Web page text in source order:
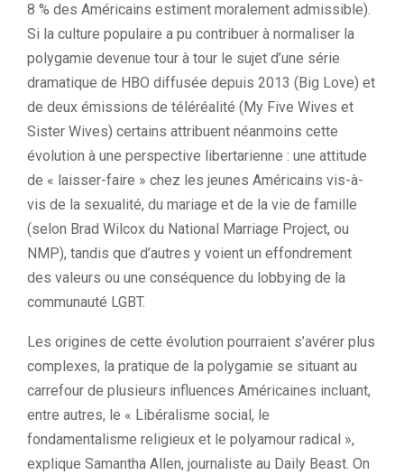
8 % des Américains estiment moralement admissible).
Si la culture populaire a pu contribuer à normaliser la
polygamie devenue tour à tour le sujet d’une série
dramatique de HBO diffusée depuis 2013 (Big Love) et
de deux émissions de téléréalité (My Five Wives et
Sister Wives) certains attribuent néanmoins cette
évolution à une perspective libertarienne : une attitude
de « laisser-faire » chez les jeunes Américains vis-à-
vis de la sexualité, du mariage et de la vie de famille
(selon Brad Wilcox du National Marriage Project, ou
NMP), tandis que d’autres y voient un effondrement
des valeurs ou une conséquence du lobbying de la
communauté LGBT.
Les origines de cette évolution pourraient s’avérer plus
complexes, la pratique de la polygamie se situant au
carrefour de plusieurs influences Américaines incluant,
entre autres, le « Libéralisme social, le
fondamentalisme religieux et le polyamour radical »,
explique Samantha Allen, journaliste au Daily Beast. On